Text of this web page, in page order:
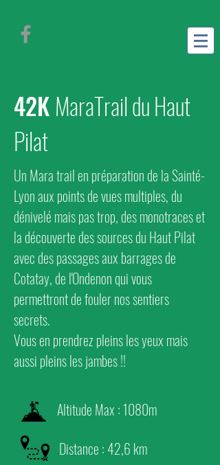
42KMaraTrail du Haut
Pilat
Un Mara trail en préparation de la Sainté-
Lyon aux points de vues multiples, du
dénivelé mais pas trop, des monotraces et
la découverte des sources du Haut Pilat
avec des passages aux barrages de
Cotatay, de l'Ondenon qui vous
permettront de fouler nos sentiers
secrets.
Vous en prendrez pleins les yeux mais
aussi pleins les jambes !!
Altitude Max : 1080m
Distance : 42,6 km